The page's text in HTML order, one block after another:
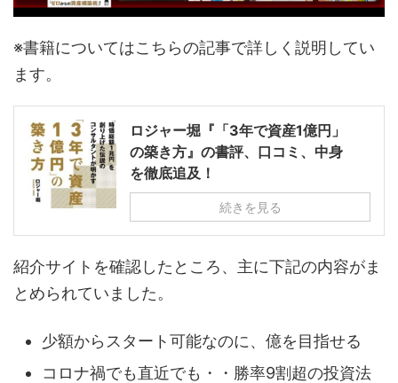
※書籍についてはこちらの記事で詳しく説明してい
ます。
ロジャー堀『「3年で資産1億円」
の築き方』の書評、口コミ、中身
を徹底追及！
続きを見る
紹介サイトを確認したところ、主に下記の内容がま
とめられていました。
少額からスタート可能なのに、億を目指せる
コロナ禍でも直近でも・・勝率9割超の投資法